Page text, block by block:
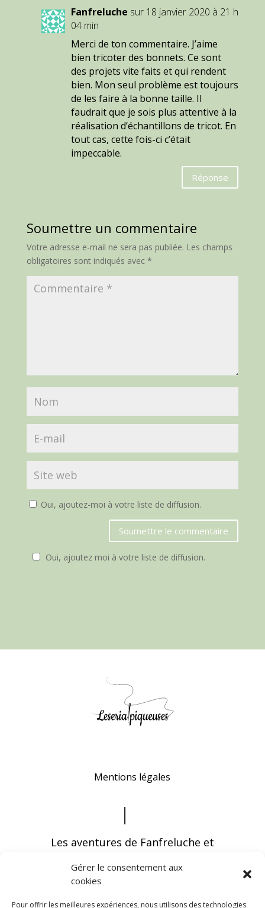
Gérer le consentement aux
cookies
Pour offrir les meilleures expériences, nous utilisons des technologies
Fanfreluche sur 18 janvier 2020 à 21 h
04 min
Merci de ton commentaire. J’aime
bien tricoter des bonnets. Ce sont
des projets vite faits et qui rendent
bien. Mon seul problème est toujours
de les faire à la bonne taille. Il
faudrait que je sois plus attentive à la
réalisation d’échantillons de tricot. En
tout cas, cette fois-ci c’était
impeccable.
Réponse
Soumettre un commentaire
Votre adresse e-mail ne sera pas publiée. Les champs
obligatoires sont indiqués avec *
Oui, ajoutez-moi à votre liste de diffusion.
Soumettre le commentaire
Oui, ajoutez moi à votre liste de diffusion.
Mentions légales
Les aventures de Fanfreluche et